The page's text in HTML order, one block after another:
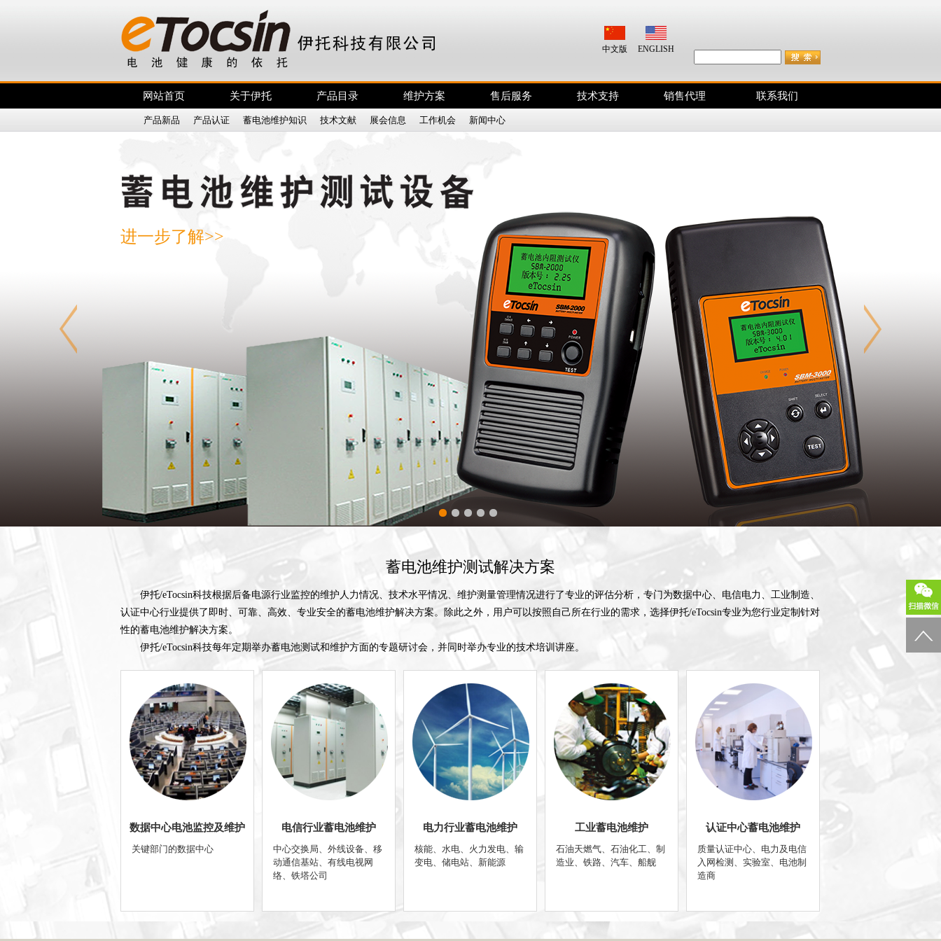
中文版 ENGLISH
网站首页 关于伊托 产品目录 维护方案 售后服务 技术支持 销售代理 联系我们
产品新品 产品认证 蓄电池维护知识 技术文献 展会信息 工作机会 新闻中心
进一步了解>>
蓄电池维护测试解决方案
伊托/eTocsin科技根据后备电源行业监控的维护人力情况、技术水平情况、维护测量管理情况进行了专业的评估分析，专门为数据中心、电信电力、工业制造、
认证中心行业提供了即时、可靠、高效、专业安全的蓄电池维护解决方案。除此之外，用户可以按照自己所在行业的需求，选择伊托/eTocsin专业为您行业定制针对
性的蓄电池维护解决方案。
伊托/eTocsin科技每年定期举办蓄电池测试和维护方面的专题研讨会，并同时举办专业的技术培训讲座。
数据中心电池监控及维护
关键部门的数据中心
电信行业蓄电池维护
中心交换局、外线设备、移
动通信基站、有线电视网
络、铁塔公司
电力行业蓄电池维护
核能、水电、火力发电、输
变电、储电站、新能源
工业蓄电池维护
石油天燃气、石油化工、制
造业、铁路、汽车、船舰
认证中心蓄电池维护
质量认证中心、电力及电信
入网检测、实验室、电池制
造商